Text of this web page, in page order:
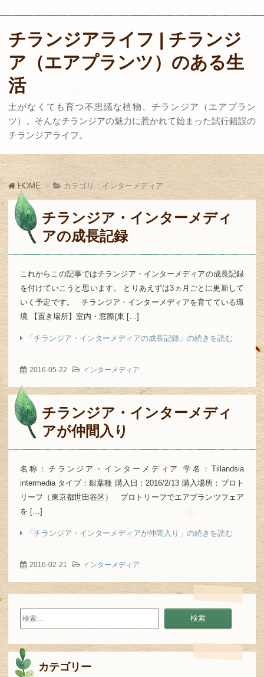
チランジアライフ | チランジ
ア（エアプランツ）のある生
活
土がなくても育つ不思議な植物、チランジア（エアプラン
ツ）。そんなチランジアの魅力に惹かれて始まった試行錯誤の
チランジアライフ。
HOME カテゴリ：インターメディア
チランジア・インターメディ
アの成長記録
これからこの記事ではチランジア・インターメディアの成長記録
を付けていこうと思います。 とりあえずは3ヵ月ごとに更新して
いく予定です。 チランジア・インターメディアを育てている環
境 【置き場所】室内・窓際(東 […]
「チランジア・インターメディアの成長記録」の続きを読む
2016-05-22 インターメディア
チランジア・インターメディ
アが仲間入り
名称：チランジア・インターメディア 学名：Tillandsia
intermedia タイプ：銀葉種 購入日：2016/2/13 購入場所：プロト
リーフ（東京都世田谷区） プロトリーフでエアプランツフェア
を […]
「チランジア・インターメディアが仲間入り」の続きを読む
2016-02-21 インターメディア
検
索:
カテゴリー